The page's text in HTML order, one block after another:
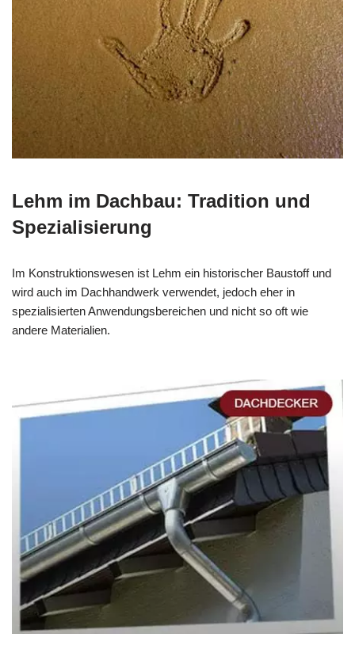
Lehm im Dachbau: Tradition und
Spezialisierung
Im Konstruktionswesen ist Lehm ein historischer Baustoff und
wird auch im Dachhandwerk verwendet, jedoch eher in
spezialisierten Anwendungsbereichen und nicht so oft wie
andere Materialien.